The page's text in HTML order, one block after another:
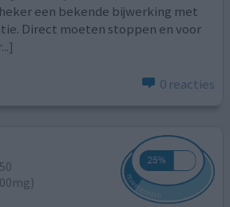
een bekende bijwerking met
Direct moeten stoppen en voor
0 reacties